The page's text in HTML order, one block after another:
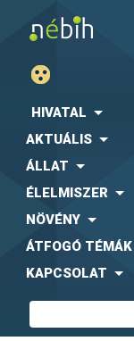
HIVATAL
AKTUÁLIS
ÁLLAT
ÉLELMISZER
NÖVÉNY
ÁTFOGÓ TÉMÁK
KAPCSOLAT